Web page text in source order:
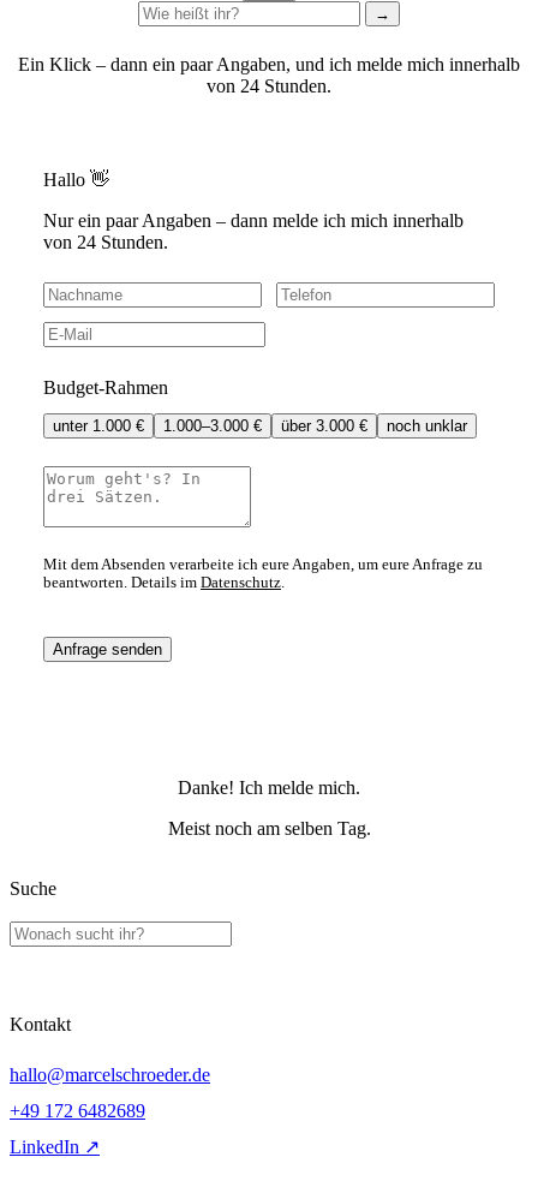
→
Ein Klick – dann ein paar Angaben, und ich melde mich innerhalb
von 24 Stunden.
Hallo 👋
Nur ein paar Angaben – dann melde ich mich innerhalb
von 24 Stunden.
Budget-Rahmen
unter 1.000 € 1.000–3.000 € über 3.000 € noch unklar
Mit dem Absenden verarbeite ich eure Angaben, um eure Anfrage zu
beantworten. Details im Datenschutz
Anfrage senden
Danke! Ich melde mich.
Meist noch am selben Tag.
Suche
Kontakt
hallo@marcelschroeder.de
+49 172 6482689
LinkedIn ↗